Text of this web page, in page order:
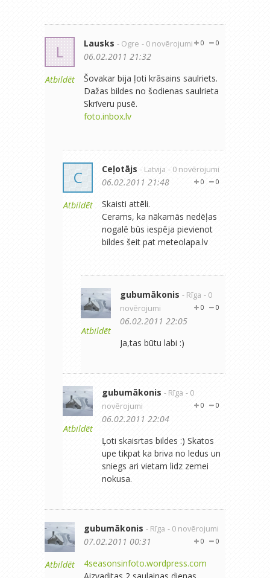
L
Atbildēt
Lausks - Ogre - 0 novērojumi 0
0
06.02.2011 21:32
Šovakar bija ļoti krāsains saulriets.
Dažas bildes no šodienas saulrieta
Skrīveru pusē.
foto.inbox.lv
C
Atbildēt
Ceļotājs - Latvija - 0 novērojumi
0
0
06.02.2011 21:48
Skaisti attēli.
Cerams, ka nākamās nedēļas
nogalē būs iespēja pievienot
bildes šeit pat meteolapa.lv
Atbildēt
gubumākonis - Rīga - 0
novērojumi
0
0
06.02.2011 22:05
Ja,tas būtu labi :)
Atbildēt
gubumākonis - Rīga - 0
novērojumi
0
0
06.02.2011 22:04
Ļoti skaisrtas bildes :) Skatos
upe tikpat ka briva no ledus un
sniegs ari vietam lidz zemei
nokusa.
Atbildēt
gubumākonis - Rīga - 0 novērojumi
0
0
07.02.2011 00:31
4seasonsinfoto.wordpress.com